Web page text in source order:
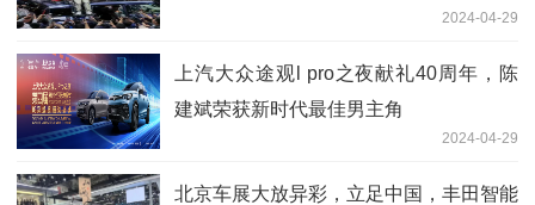
2024-04-29
上汽大众途观l pro之夜献礼40周年，陈
建斌荣获新时代最佳男主角
2024-04-29
北京车展大放异彩，立足中国，丰田智能